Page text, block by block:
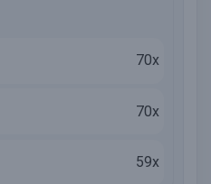
70x
70x
59x